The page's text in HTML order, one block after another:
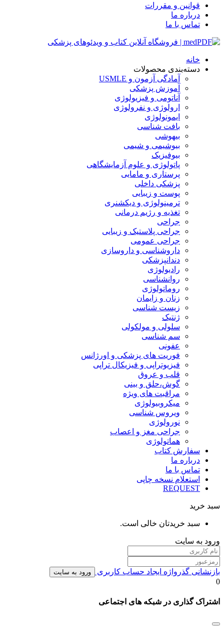
قوانین و مقررات
درباره ما
تماس با ما
خانه
دسته‌بندی محصولات
آمادگی آزمون و USMLE
آموزش پزشکی
آناتومی و فیزیولوژی
ارولوژی و نفرولوژی
ایمونولوژی
بافت شناسی
بیهوشی
بیوشیمی و شیمی
بیوفیزیک
پاتولوژی و علوم آزمایشگاهی
پرستاری و مامایی
پزشکی داخلی
پوست و زیبایی
ترمینولوژی و دیکشنری
تغذیه و رژیم درمانی
جراحی
جراحی پلاستیک و زیبایی
جراحی عمومی
داروشناسی و داروسازی
دندانپزشکی
رادیولوژی
روانشناسی
روماتولوژی
زنان و زایمان
زیست شناسی
ژنتیک
سلولی و مولکولی
سم شناسی
عفونی
فوریت های پزشکی و اورژانس
فیزیوتراپی و فیزیکال تراپی
قلب و عروق
گوش،حلق و بینی
مراقبت های ویژه
میکروبیولوژی
ویروس شناسی
نورولوژی
جراحی مغز و اعصاب
هماتولوژی
سفارش کتاب
درباره ما
تماس با ما
استعلام نسخه چاپی
REQUEST
سبد خرید
سبد خریدتان خالی است.
ورود به سایت
بازنشانی گذرواژه ایجاد حساب کاربری ورود به سایت
0
اشتراک گذاری در شبکه های اجتماعی